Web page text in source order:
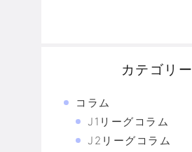
カテゴリー
コラム
J1リーグコラム
J2リーグコラム